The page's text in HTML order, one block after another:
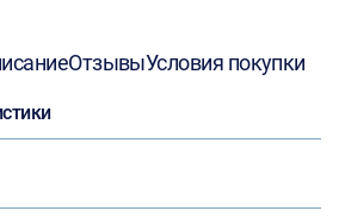
ОтзывыУсловия покупки